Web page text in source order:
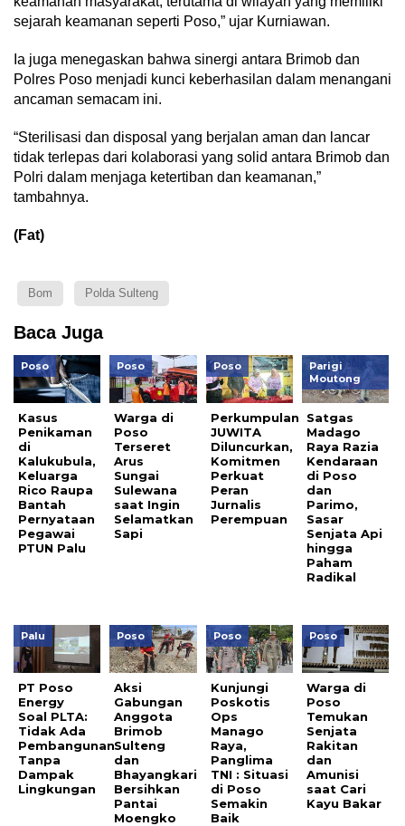
sejarah keamanan seperti Poso,” ujar Kurniawan.
Ia juga menegaskan bahwa sinergi antara Brimob dan
Polres Poso menjadi kunci keberhasilan dalam menangani
ancaman semacam ini.
“Sterilisasi dan disposal yang berjalan aman dan lancar
tidak terlepas dari kolaborasi yang solid antara Brimob dan
Polri dalam menjaga ketertiban dan keamanan,”
tambahnya.
(Fat)
Bom Polda Sulteng
Baca Juga
Poso
Kasus
Penikaman
di
Kalukubula,
Keluarga
Rico Raupa
Bantah
Pernyataan
Pegawai
PTUN Palu
Poso
Warga di
Poso
Terseret
Arus
Sungai
Sulewana
saat Ingin
Selamatkan
Sapi
Poso
Perkumpulan
JUWITA
Diluncurkan,
Komitmen
Perkuat
Peran
Jurnalis
Perempuan
Parigi
Moutong
Satgas
Madago
Raya Razia
Kendaraan
di Poso
dan
Parimo,
Sasar
Senjata Api
hingga
Paham
Radikal
Palu
PT Poso
Energy
Soal PLTA:
Tidak Ada
Pembangunan
Tanpa
Dampak
Lingkungan
Poso
Aksi
Gabungan
Anggota
Brimob
Sulteng
dan
Bhayangkari
Bersihkan
Pantai
Moengko
Poso
Kunjungi
Poskotis
Ops
Manago
Raya,
Panglima
TNI : Situasi
di Poso
Semakin
Baik
Poso
Warga di
Poso
Temukan
Senjata
Rakitan
dan
Amunisi
saat Cari
Kayu Bakar